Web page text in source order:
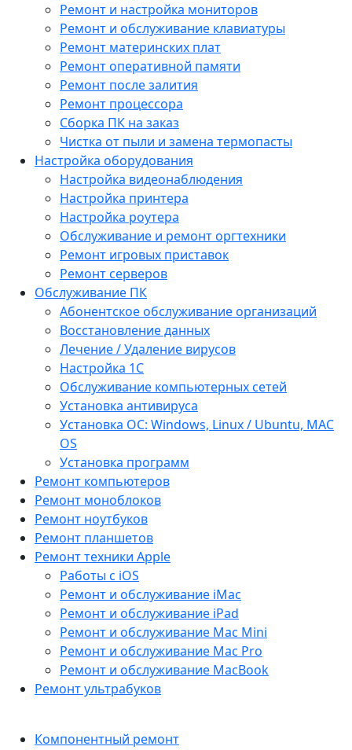
Ремонт и настройка мониторов
Ремонт и обслуживание клавиатуры
Ремонт материнских плат
Ремонт оперативной памяти
Ремонт после залития
Ремонт процессора
Сборка ПК на заказ
Чистка от пыли и замена термопасты
Настройка оборудования
Настройка видеонаблюдения
Настройка принтера
Настройка роутера
Обслуживание и ремонт оргтехники
Ремонт игровых приставок
Ремонт серверов
Обслуживание ПК
Абонентское обслуживание организаций
Восстановление данных
Лечение / Удаление вирусов
Настройка 1С
Обслуживание компьютерных сетей
Установка антивируса
Установка ОС: Windows, Linux / Ubuntu, МАС
OS
Установка программ
Ремонт компьютеров
Ремонт моноблоков
Ремонт ноутбуков
Ремонт планшетов
Ремонт техники Apple
Работы с iOS
Ремонт и обслуживание iMac
Ремонт и обслуживание iPad
Ремонт и обслуживание Mac Mini
Ремонт и обслуживание Mac Pro
Ремонт и обслуживание MacBook
Ремонт ультрабуков
Компонентный ремонт